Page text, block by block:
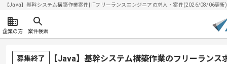
【Java】基幹システム構築作業案件| ITフリーランスエンジニアの求人・案件(2026/08/06更新)
企業の方 案件検索
募集終了 【Java】基幹システム構築作業のフリーランス